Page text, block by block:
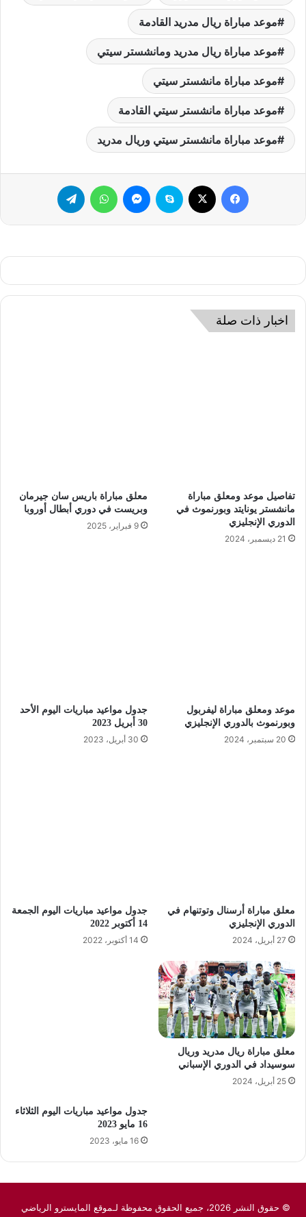
موعد مباراة ريال مدريد القادمة
موعد مباراة ريال مدريد ومانشستر سيتي
موعد مباراة مانشستر سيتي
موعد مباراة مانشستر سيتي القادمة
موعد مباراة مانشستر سيتي وريال مدريد
فيسبوك سكايب ماسنجر واتساب
اخبار ذات صلة
تفاصيل موعد ومعلق مباراة
مانشستر يونايتد وبورنموث في
الدوري الإنجليزي
21 ديسمبر، 2024
معلق مباراة باريس سان جيرمان
وبريست في دوري أبطال أوروبا
9 فبراير، 2025
موعد ومعلق مباراة ليفربول
وبورنموث بالدوري الإنجليزي
20 سبتمبر، 2024
جدول مواعيد مباريات اليوم الأحد
30 أبريل 2023
30 أبريل، 2023
معلق مباراة أرسنال وتوتنهام في
الدوري الإنجليزي
27 أبريل، 2024
جدول مواعيد مباريات اليوم الجمعة
14 أكتوبر 2022
14 أكتوبر، 2022
معلق مباراة ريال مدريد وريال
سوسيداد في الدوري الإسباني
25 أبريل، 2024
جدول مواعيد مباريات اليوم الثلاثاء
16 مايو 2023
16 مايو، 2023
© حقوق النشر 2026، جميع الحقوق محفوظة لـموقع المايسترو الرياضي